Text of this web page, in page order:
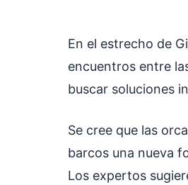
En el estrecho de
encuentros entre
buscar soluciones
Se cree que las
barcos una nueva
Los expertos